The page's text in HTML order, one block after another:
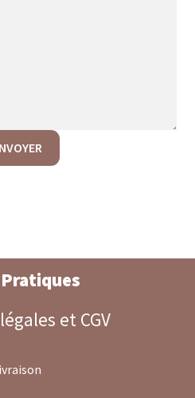
et CGV